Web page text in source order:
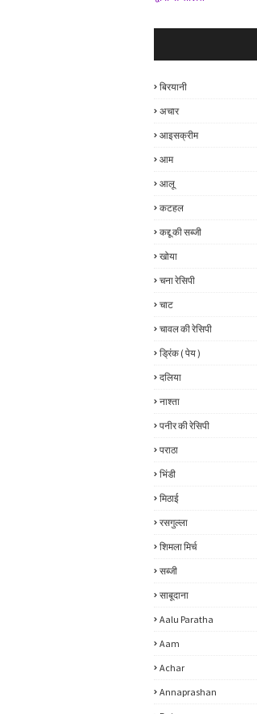
बिरयानी
अचार
आइसक्रीम
आम
आलू
कटहल
कद्दू की सब्जी
खोया
चना रेसिपी
चाट
चावल की रेसिपी
ड्रिंक ( पेय )
दलिया
नाश्ता
पनीर की रेसिपी
पराठा
भिंडी
मिठाई
रसगुल्ला
शिमला मिर्च
सब्जी
साबूदाना
Aalu Paratha
Aam
Achar
Annaprashan